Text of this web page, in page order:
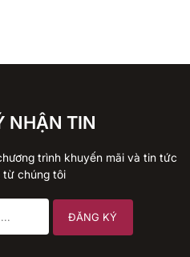
NHẬN TIN
trình khuyến mãi và tin tức
từ chúng tôi